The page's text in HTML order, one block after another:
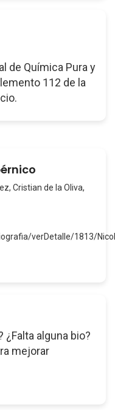
de Química Pura y
112 de la
Cristian de la Oliva,
verDetalle/1813/
alguna bio?
mejorar